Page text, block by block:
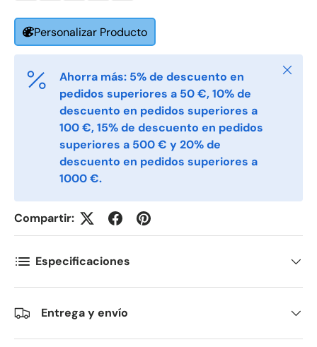
Fornavn *
Etternavn *
E-post *
Telefon
Personalizar Producto
Ahorra más: 5% de descuento en
pedidos superiores a 50 €, 10% de
descuento en pedidos superiores a
100 €, 15% de descuento en pedidos
superiores a 500 € y 20% de
descuento en pedidos superiores a
1000 €.
Cerrar
Compartir:
Especificaciones
Entrega y envío